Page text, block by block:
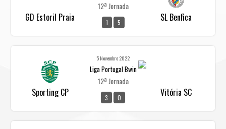
GD Estoril Praia
12ª Jornada
1 5 SL Benfica
Sporting CP
5 Novembro 2022
Liga Portugal Bwin
12ª Jornada
3 0 Vitória SC